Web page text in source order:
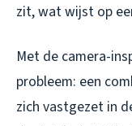
zit, wat wijst op
Met de camera-
probleem: een
zich vastgezet in